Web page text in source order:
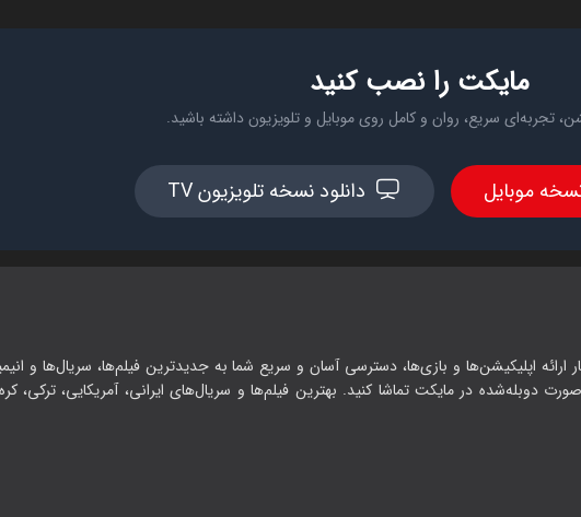
مایکت را نصب کنید
تجربه‌ای سریع، روان و کامل روی موبایل و تلویزیون داشته باشید.
موبایل دانلود نسخه تلویزیون TV
ارائه اپلیکیشن‌ها و بازی‌ها، دسترسی آسان و سریع شما به جدیدترین فیلم‌ها، سریال‌ها و
دوبله‌شده در مایکت تماشا کنید. بهترین فیلم‌ها و سریال‌های ایرانی، آمریکایی، ترکی،